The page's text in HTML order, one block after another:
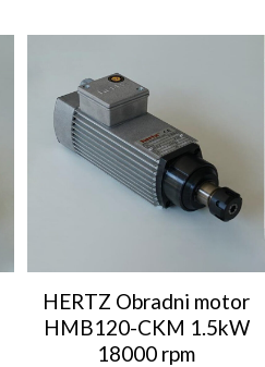
HERTZ Obradni motor
HMB120-CKM 1.5kW
18000 rpm